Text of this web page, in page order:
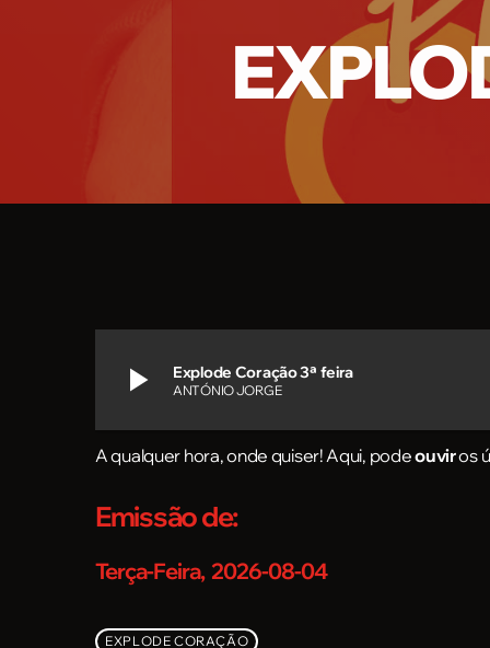
play_arrow Explode Coração 3ª feira
ANTÓNIO JORGE
A qualquer hora, onde quiser! Aqui, podeouviros
Emissão de:
Terça-Feira, 2026-08-04
EXPLODE CORAÇÃO